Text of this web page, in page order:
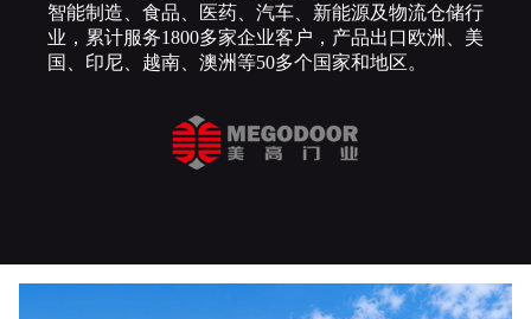
智能制造、食品、医药、汽车、新能源及物流仓储行
业，累计服务1800多家企业客户，产品出口欧洲、美
国、印尼、越南、澳洲等50多个国家和地区。